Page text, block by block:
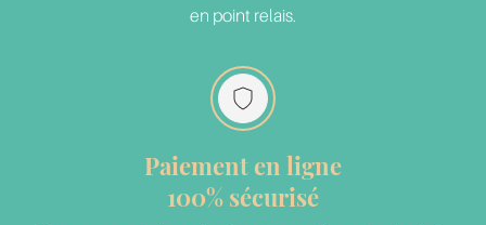
en point relais.
Paiement en ligne
100% sécurisé